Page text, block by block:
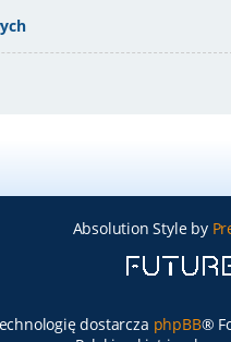
Absolution Style by
dostarcza phpBB®